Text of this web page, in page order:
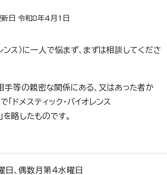
日 令和8年4月1日
ンス）に一人で悩まず、まずは相談してくださ
手等の親密な関係にある、又はあった者か
ドメスティック・バイオレンス
略したものです。
日、偶数月第4水曜日